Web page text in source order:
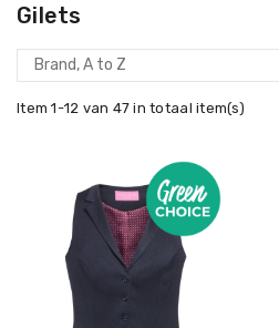
Gilets
Brand, A to Z
Item 1-12 van 47 in totaal item(s)